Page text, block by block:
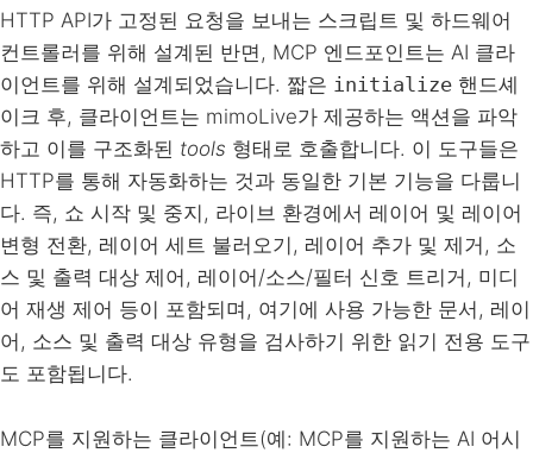
HTTP API가 고정된 요청을 보내는 스크립트 및 하드웨어
컨트롤러를 위해 설계된 반면, MCP 엔드포인트는 AI 클라
이언트를 위해 설계되었습니다. 짧은 initialize 핸드셰
이크 후, 클라이언트는 mimoLive가 제공하는 액션을 파악
하고 이를 구조화된 tools 형태로 호출합니다. 이 도구들은
HTTP를 통해 자동화하는 것과 동일한 기본 기능을 다룹니
다. 즉, 쇼 시작 및 중지, 라이브 환경에서 레이어 및 레이어
변형 전환, 레이어 세트 불러오기, 레이어 추가 및 제거, 소
스 및 출력 대상 제어, 레이어/소스/필터 신호 트리거, 미디
어 재생 제어 등이 포함되며, 여기에 사용 가능한 문서, 레이
어, 소스 및 출력 대상 유형을 검사하기 위한 읽기 전용 도구
도 포함됩니다.
MCP를 지원하는 클라이언트(예: MCP를 지원하는 AI 어시